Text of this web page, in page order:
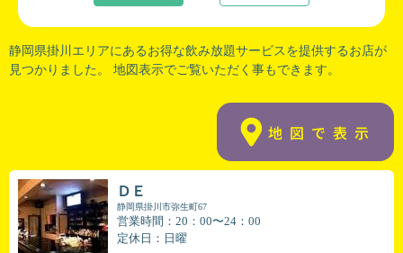
静岡県掛川 エリアにあるお得な飲み放題サービスを提供するお店が
見つかりました。 地図表示でご覧いただく事もできます。
地図で表示
ＤＥ
静岡県掛川市弥生町67
営業時間：20：00〜24：00
定休日：日曜